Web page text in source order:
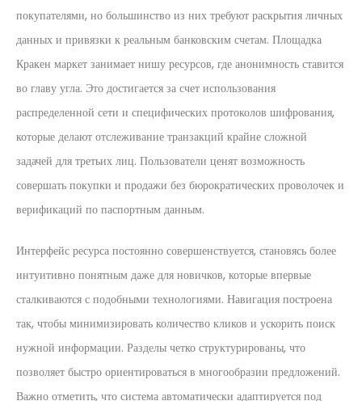
покупателями, но большинство из них требуют раскрытия личных
данных и привязки к реальным банковским счетам. Площадка
Кракен маркет занимает нишу ресурсов, где анонимность ставится
во главу угла. Это достигается за счет использования
распределенной сети и специфических протоколов шифрования,
которые делают отслеживание транзакций крайне сложной
задачей для третьих лиц. Пользователи ценят возможность
совершать покупки и продажи без бюрократических проволочек и
верификаций по паспортным данным.
Интерфейс ресурса постоянно совершенствуется, становясь более
интуитивно понятным даже для новичков, которые впервые
сталкиваются с подобными технологиями. Навигация построена
так, чтобы минимизировать количество кликов и ускорить поиск
нужной информации. Разделы четко структурированы, что
позволяет быстро ориентироваться в многообразии предложений.
Важно отметить, что система автоматически адаптируется под